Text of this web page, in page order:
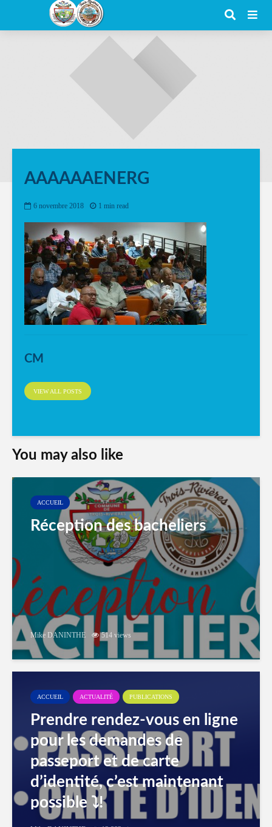
AAAAAAENERG
6 novembre 2018 1 min read
CM
VIEW ALL POSTS
You may also like
ACCUEIL
Réception des bacheliers
Mike DANINTHE 514 views
ACCUEIL ACTUALITÉ PUBLICATIONS
Prendre rendez-vous en ligne
pour les demandes de
passeport et de carte
d’identité, c’est maintenant
possible ⤵️!